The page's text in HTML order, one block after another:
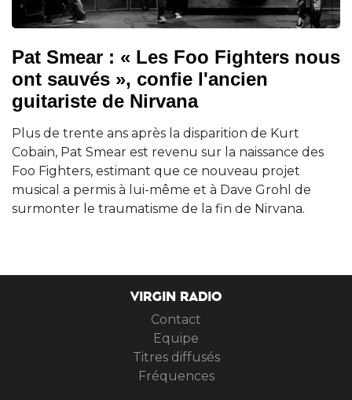
Pat Smear : « Les Foo Fighters nous
ont sauvés », confie l'ancien
guitariste de Nirvana
Plus de trente ans après la disparition de Kurt
Cobain, Pat Smear est revenu sur la naissance des
Foo Fighters, estimant que ce nouveau projet
musical a permis à lui-même et à Dave Grohl de
surmonter le traumatisme de la fin de Nirvana.
VIRGIN RADIO
Contact
Equipe
Titres diffusés
Fréquences